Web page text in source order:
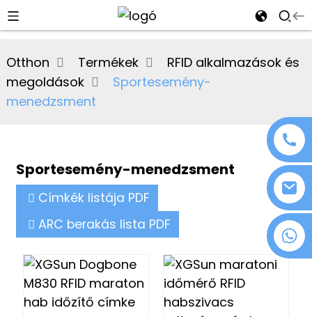
+86 18076372139
Otthon Termékek
RFID alkalmazások és
megoldások
Sportesemény-
menedzsment
Sportesemény-menedzsment
Címkék listája PDF
ARC berakás lista PDF